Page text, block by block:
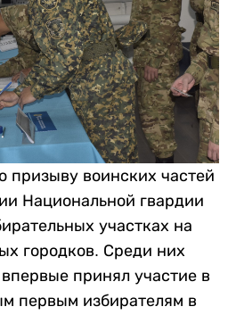
призыву воинских частей
Национальной гвардии
участках на
городков. Среди них
принял участие в
первым избирателям в